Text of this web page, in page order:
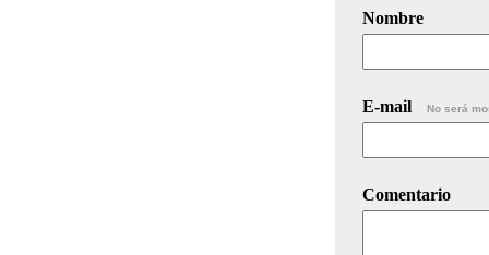
Nombre
E-mail No será
Comentario